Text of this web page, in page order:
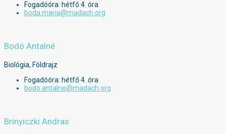
Fogadóóra: hétfő 4. óra
boda.maria@madach.org
Bodó Antalné
Biológia, Földrajz
Fogadóóra: hétfő 4. óra
bodo.antalne@madach.org
Brinyiczki Andras